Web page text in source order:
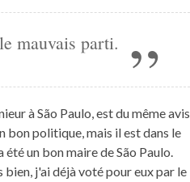
mauvais parti.
à São Paulo, est du même avis
bon politique, mais il est dans le
été un bon maire de São Paulo.
j'ai déjà voté pour eux par le